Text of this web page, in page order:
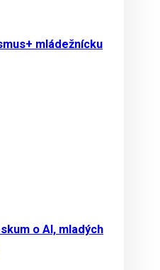
mládežnícku
o AI, mladých